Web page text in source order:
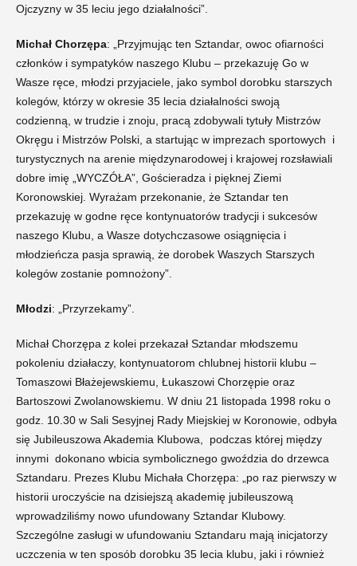
Ojczyzny w 35 leciu jego działalności”.
Michał Chorzępa: „Przyjmując ten Sztandar, owoc ofiarności
członków i sympatyków naszego Klubu – przekazuję Go w
Wasze ręce, młodzi przyjaciele, jako symbol dorobku starszych
kolegów, którzy w okresie 35 lecia działalności swoją
codzienną, w trudzie i znoju, pracą zdobywali tytuły Mistrzów
Okręgu i Mistrzów Polski, a startując w imprezach sportowych i
turystycznych na arenie międzynarodowej i krajowej rozsławiali
dobre imię „WYCZÓŁA”, Gościeradza i pięknej Ziemi
Koronowskiej. Wyrażam przekonanie, że Sztandar ten
przekazuję w godne ręce kontynuatorów tradycji i sukcesów
naszego Klubu, a Wasze dotychczasowe osiągnięcia i
młodzieńcza pasja sprawią, że dorobek Waszych Starszych
kolegów zostanie pomnożony”.
Młodzi: „Przyrzekamy”.
Michał Chorzępa z kolei przekazał Sztandar młodszemu
pokoleniu działaczy, kontynuatorom chlubnej historii klubu –
Tomaszowi Błażejewskiemu, Łukaszowi Chorzępie oraz
Bartoszowi Zwolanowskiemu. W dniu 21 listopada 1998 roku o
godz. 10.30 w Sali Sesyjnej Rady Miejskiej w Koronowie, odbyła
się Jubileuszowa Akademia Klubowa, podczas której między
innymi dokonano wbicia symbolicznego gwoździa do drzewca
Sztandaru. Prezes Klubu Michała Chorzępa: „po raz pierwszy w
historii uroczyście na dzisiejszą akademię jubileuszową
wprowadziliśmy nowo ufundowany Sztandar Klubowy.
Szczególne zasługi w ufundowaniu Sztandaru mają inicjatorzy
uczczenia w ten sposób dorobku 35 lecia klubu, jaki i również